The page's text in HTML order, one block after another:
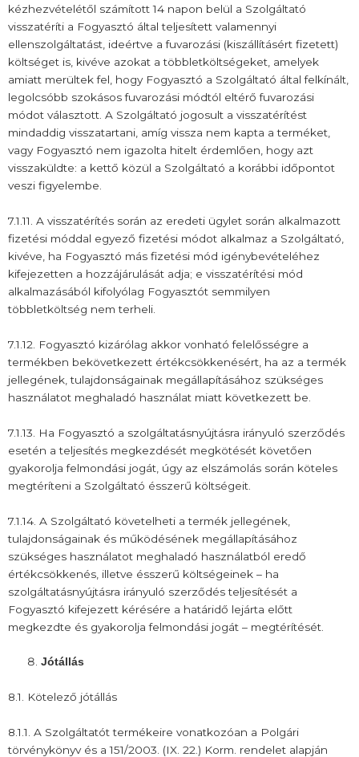
kézhezvételétől számított 14 napon belül a Szolgáltató
visszatéríti a Fogyasztó által teljesített valamennyi
ellenszolgáltatást, ideértve a fuvarozási (kiszállításért fizetett)
költséget is, kivéve azokat a többletköltségeket, amelyek
amiatt merültek fel, hogy Fogyasztó a Szolgáltató által felkínált,
legolcsóbb szokásos fuvarozási módtól eltérő fuvarozási
módot választott. A Szolgáltató jogosult a visszatérítést
mindaddig visszatartani, amíg vissza nem kapta a terméket,
vagy Fogyasztó nem igazolta hitelt érdemlően, hogy azt
visszaküldte: a kettő közül a Szolgáltató a korábbi időpontot
veszi figyelembe.
7.1.11. A visszatérítés során az eredeti ügylet során alkalmazott
fizetési móddal egyező fizetési módot alkalmaz a Szolgáltató,
kivéve, ha Fogyasztó más fizetési mód igénybevételéhez
kifejezetten a hozzájárulását adja; e visszatérítési mód
alkalmazásából kifolyólag Fogyasztót semmilyen
többletköltség nem terheli.
7.1.12. Fogyasztó kizárólag akkor vonható felelősségre a
termékben bekövetkezett értékcsökkenésért, ha az a termék
jellegének, tulajdonságainak megállapításához szükséges
használatot meghaladó használat miatt következett be.
7.1.13. Ha Fogyasztó a szolgáltatásnyújtásra irányuló szerződés
esetén a teljesítés megkezdését megkötését követően
gyakorolja felmondási jogát, úgy az elszámolás során köteles
megtéríteni a Szolgáltató ésszerű költségeit.
7.1.14. A Szolgáltató követelheti a termék jellegének,
tulajdonságainak és működésének megállapításához
szükséges használatot meghaladó használatból eredő
értékcsökkenés, illetve ésszerű költségeinek – ha
szolgáltatásnyújtásra irányuló szerződés teljesítését a
Fogyasztó kifejezett kérésére a határidő lejárta előtt
megkezdte és gyakorolja felmondási jogát – megtérítését.
Jótállás
8.1. Kötelező jótállás
8.1.1. A Szolgáltatót termékeire vonatkozóan a Polgári
törvénykönyv és a 151/2003. (IX. 22.) Korm. rendelet alapján